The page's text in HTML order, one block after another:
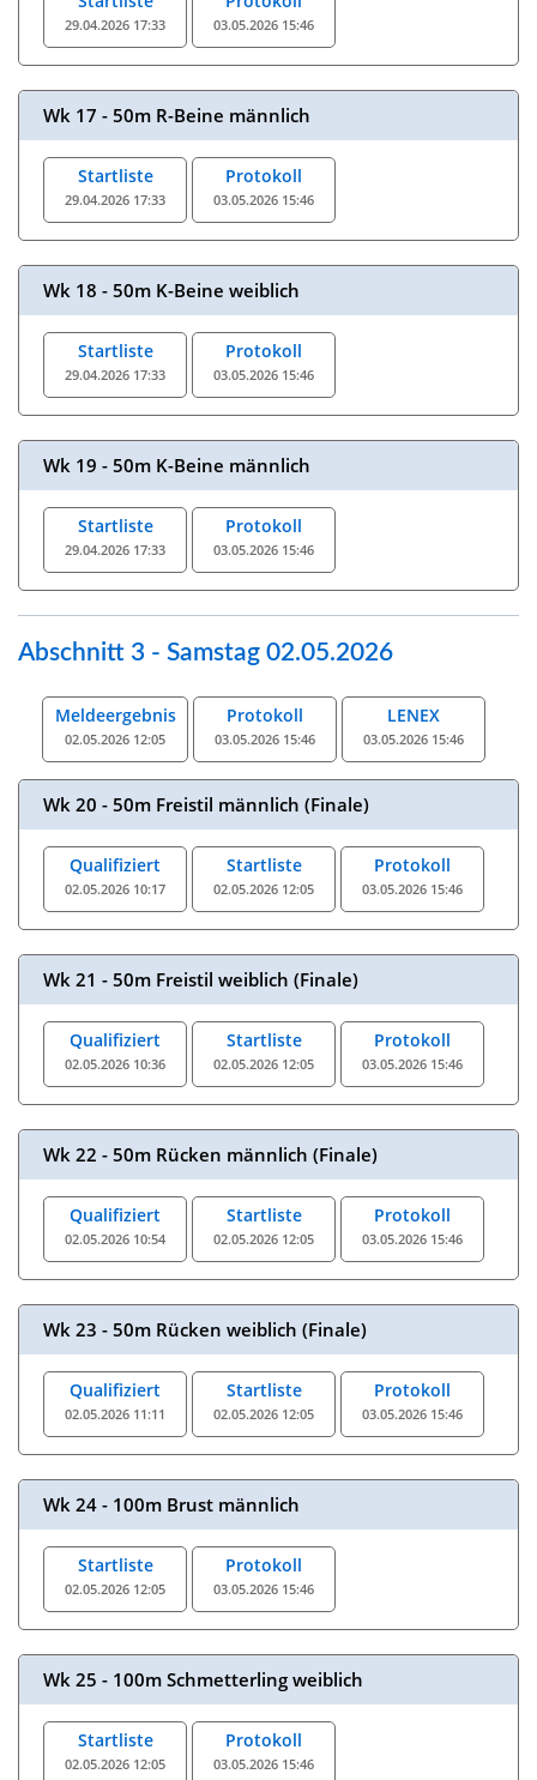
29.04.2026 17:33 03.05.2026 15:46
Wk 17 - 50m R-Beine männlich
Startliste
29.04.2026 17:33
Protokoll
03.05.2026 15:46
Wk 18 - 50m K-Beine weiblich
Startliste
29.04.2026 17:33
Protokoll
03.05.2026 15:46
Wk 19 - 50m K-Beine männlich
Startliste
29.04.2026 17:33
Protokoll
03.05.2026 15:46
Abschnitt 3 - Samstag 02.05.2026
Meldeergebnis
02.05.2026 12:05
Protokoll
03.05.2026 15:46
LENEX
03.05.2026 15:46
Wk 20 - 50m Freistil männlich (Finale)
Qualifiziert
02.05.2026 10:17
Startliste
02.05.2026 12:05
Protokoll
03.05.2026 15:46
Wk 21 - 50m Freistil weiblich (Finale)
Qualifiziert
02.05.2026 10:36
Startliste
02.05.2026 12:05
Protokoll
03.05.2026 15:46
Wk 22 - 50m Rücken männlich (Finale)
Qualifiziert
02.05.2026 10:54
Startliste
02.05.2026 12:05
Protokoll
03.05.2026 15:46
Wk 23 - 50m Rücken weiblich (Finale)
Qualifiziert
02.05.2026 11:11
Startliste
02.05.2026 12:05
Protokoll
03.05.2026 15:46
Wk 24 - 100m Brust männlich
Startliste
02.05.2026 12:05
Protokoll
03.05.2026 15:46
Wk 25 - 100m Schmetterling weiblich
Startliste
02.05.2026 12:05
Protokoll
03.05.2026 15:46